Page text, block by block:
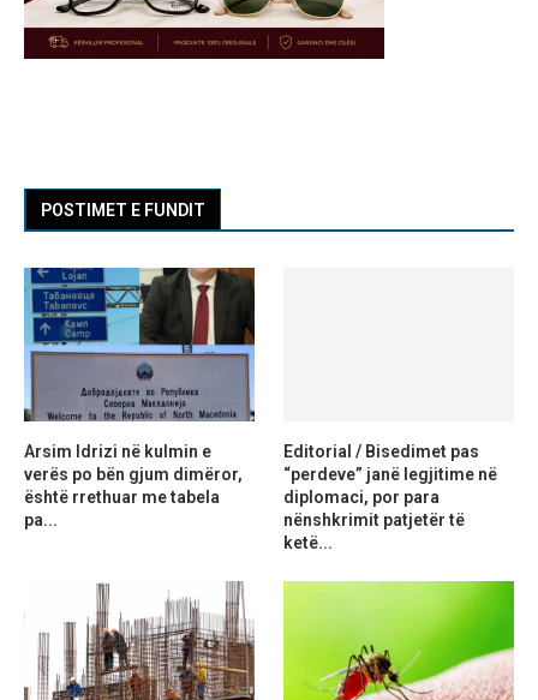
POSTIMET E FUNDIT
Arsim Idrizi në kulmin e
verës po bën gjum dimëror,
është rrethuar me tabela
pa...
Editorial / Bisedimet pas
“perdeve” janë legjitime në
diplomaci, por para
nënshkrimit patjetër të
ketë...